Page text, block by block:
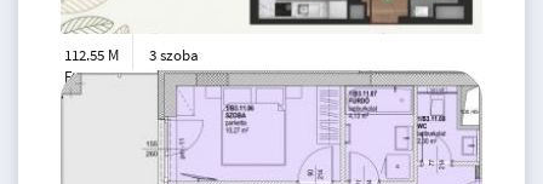
112.55 M
Ft
54 m
3 szoba
4. emelet